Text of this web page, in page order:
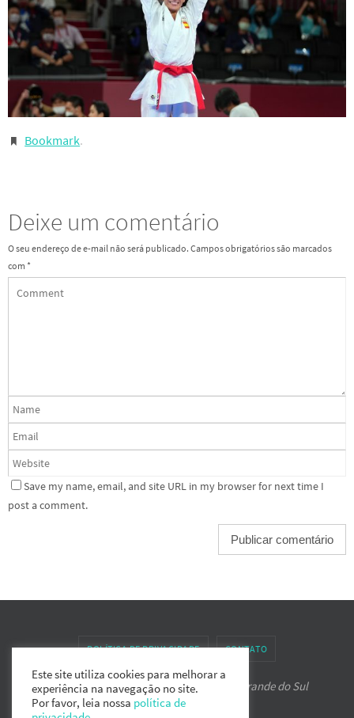
Bookmark.
Deixe um comentário
O seu endereço de e-mail não será publicado. Campos obrigatórios são marcados
com *
Save my name, email, and site URL in my browser for next time I
post a comment.
POLÍTICA DE PRIVACIDADE CONTATO
Associação de Karate-do IPPON do Rio Grande do Sul
Este site utiliza cookies para melhorar a
experiência na navegação no site.
Por favor, leia nossa política de